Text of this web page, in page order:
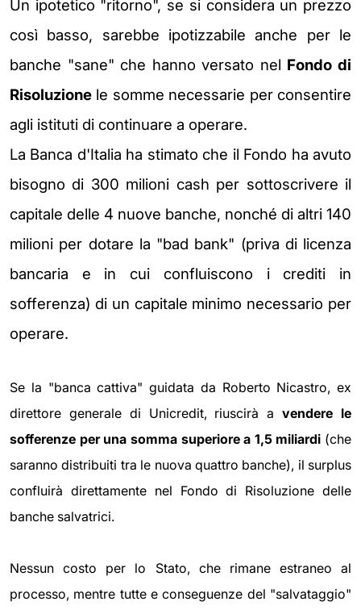
Un ipotetico "ritorno", se si considera un prezzo
così basso, sarebbe ipotizzabile anche per le
banche "sane" che hanno versato nel Fondo di
Risoluzione le somme necessarie per consentire
agli istituti di continuare a operare.
La Banca d'Italia ha stimato che il Fondo ha avuto
bisogno di 300 milioni cash per sottoscrivere il
capitale delle 4 nuove banche, nonché di altri 140
milioni per dotare la "bad bank" (priva di licenza
bancaria e in cui confluiscono i crediti in
sofferenza) di un capitale minimo necessario per
operare.
Se la "banca cattiva" guidata da Roberto Nicastro, ex
direttore generale di Unicredit, riuscirà avendere le
sofferenze per una somma superiore a 1,5 miliardi (che
saranno distribuiti tra le nuova quattro banche), il surplus
confluirà direttamente nel Fondo di Risoluzione delle
banche salvatrici.
Nessun costo per lo Stato, che rimane estraneo al
processo, mentre tutte e conseguenze del "salvataggio"